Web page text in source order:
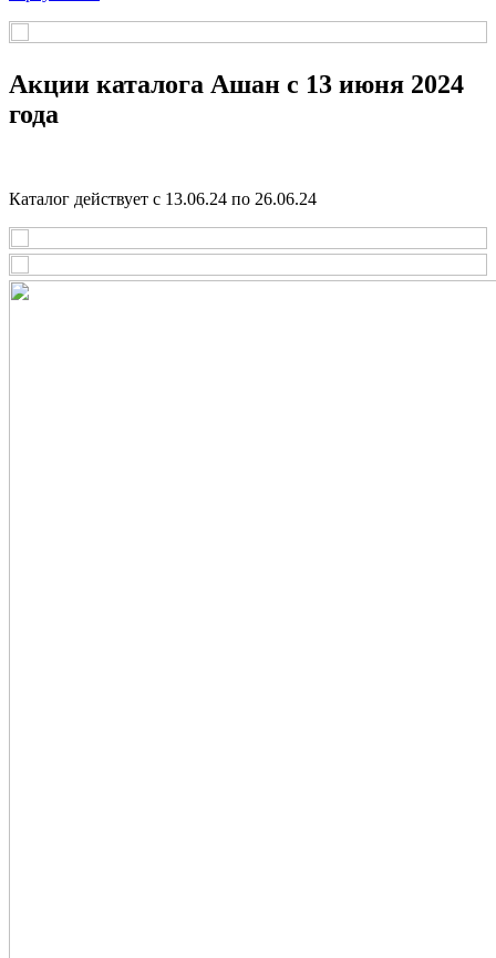
Акции каталога Ашан с 13 июня 2024
года
Каталог действует с 13.06.24 по 26.06.24